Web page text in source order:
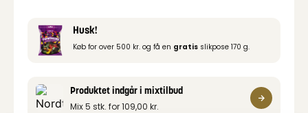
naturlige råvarer i premium kvalitet.
Husk!
Køb for over 500 kr. og få en gratis slikpose 170 g.
Produktet indgår i mixtilbud
Mix 5 stk. for109,00kr.